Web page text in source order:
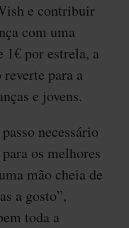
e contribuir
com uma
1€ por estrela, a
para a
e jovens.
necessário
os melhores
mão cheia de
a gosto”,
toda a